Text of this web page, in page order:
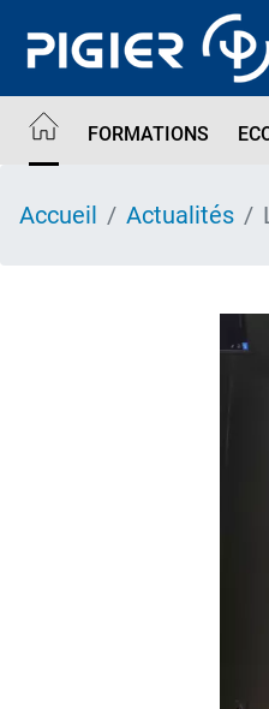
contenu
FORMATIONS
Accueil Actualités